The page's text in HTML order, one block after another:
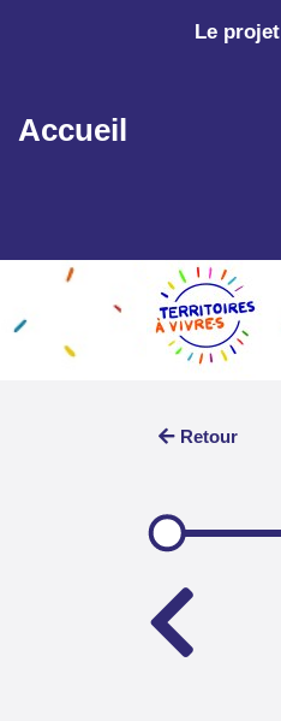
Aller au contenu principal
Accueil
Le projet
Retour